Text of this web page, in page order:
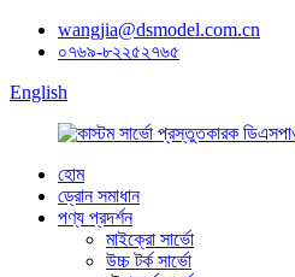
wangjia@dsmodel.com.cn
০৭৬৯-৮২২৫২৭৬৫
English
হোম
ড্রোন সমাধান
পণ্য প্রদর্শন
মাইক্রো সার্ভো
উচ্চ টর্ক সার্ভো